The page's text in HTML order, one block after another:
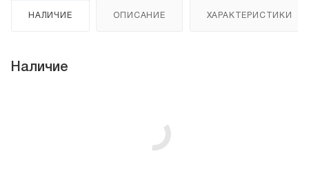
НАЛИЧИЕ ОПИСАНИЕ ХАРАКТЕРИСТИКИ
Наличие